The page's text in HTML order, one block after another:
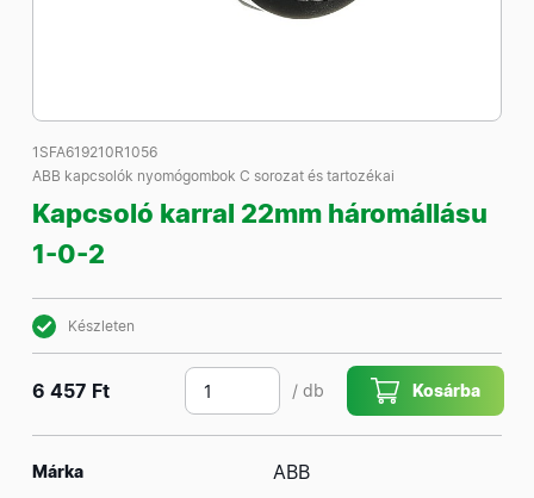
1SFA619210R1056
ABB kapcsolók nyomógombok C sorozat és tartozékai
Kapcsoló karral 22mm háromállásu
1-0-2
Készleten
6 457 Ft / db Kosárba
Márka ABB